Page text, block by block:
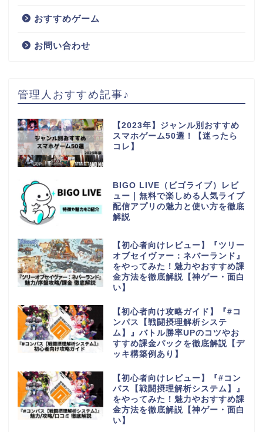
おすすめゲーム
お問い合わせ
管理人おすすめ記事♪
【2023年】ジャンル別おすすめ
スマホゲーム50選！【迷ったら
コレ】
BIGO LIVE（ビゴライブ）レビ
ュー｜無料で楽しめる人気ライブ
配信アプリの魅力と使い方を徹底
解説
【初心者向けレビュー】『ツリー
オブセイヴァー：ネバーランド』
をやってみた！魅力やおすすめ課
金方法を徹底解説【神ゲー・面白
い】
【初心者向け攻略ガイド】『#コ
ンパス【戦闘摂理解析システ
ム】』バトル勝率UPのコツやお
すすめ課金パックを徹底解説【デ
ッキ構築例あり】
【初心者向けレビュー】『#コン
パス【戦闘摂理解析システム】』
をやってみた！魅力やおすすめ課
金方法を徹底解説【神ゲー・面白
い】